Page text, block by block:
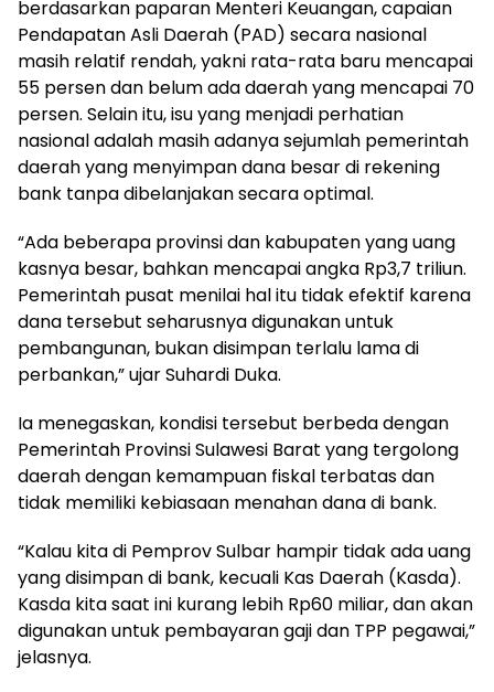
berdasarkan paparan Menteri Keuangan, capaian
Pendapatan Asli Daerah (PAD) secara nasional
masih relatif rendah, yakni rata-rata baru mencapai
55 persen dan belum ada daerah yang mencapai 70
persen. Selain itu, isu yang menjadi perhatian
nasional adalah masih adanya sejumlah pemerintah
daerah yang menyimpan dana besar di rekening
bank tanpa dibelanjakan secara optimal.
“Ada beberapa provinsi dan kabupaten yang uang
kasnya besar, bahkan mencapai angka Rp3,7 triliun.
Pemerintah pusat menilai hal itu tidak efektif karena
dana tersebut seharusnya digunakan untuk
pembangunan, bukan disimpan terlalu lama di
perbankan,” ujar Suhardi Duka.
Ia menegaskan, kondisi tersebut berbeda dengan
Pemerintah Provinsi Sulawesi Barat yang tergolong
daerah dengan kemampuan fiskal terbatas dan
tidak memiliki kebiasaan menahan dana di bank.
“Kalau kita di Pemprov Sulbar hampir tidak ada uang
yang disimpan di bank, kecuali Kas Daerah (Kasda).
Kasda kita saat ini kurang lebih Rp60 miliar, dan akan
digunakan untuk pembayaran gaji dan TPP pegawai,”
jelasnya.